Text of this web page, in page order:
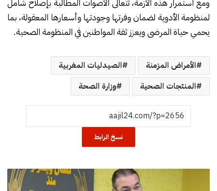
لمنظومة الأدوية لضمان وفرتها وجودتها وأسعارها المعقولة، بما
يحمي حياة المرضى ويعزز ثقة المواطنين في المنظومة الصحية.
الأمراض المزمنة
الصيدليات المغربية
المنتجات الصحية
وزارة الصحة
نسخ الرابط